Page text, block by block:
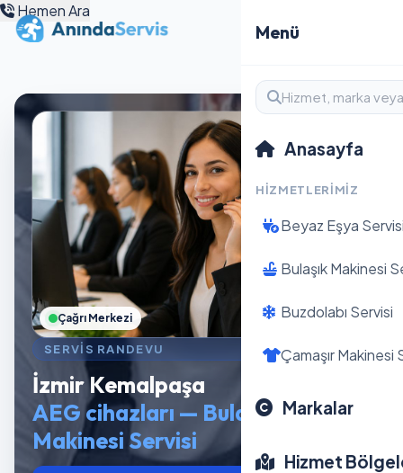
Menü
Anasayfa
HIZMETLERIMIZ
Beyaz Eşya
Bulaşık Makinesi
Buzdolabı Servisi
Çamaşır Makinesi
Markalar
Hizmet
Hemen Ara
SERVIS RANDEVU
İzmir Kemalpaşa
AEG cihazları — Bulaşık
Makinesi Servisi
Çağrı Merkezi